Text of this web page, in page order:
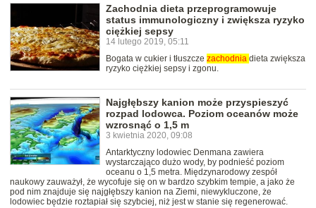
Zachodnia dieta przeprogramowuje
status immunologiczny i zwiększa ryzyko
ciężkiej sepsy
14 lutego 2019, 05:11
Bogata w cukier i tłuszcze zachodnia dieta zwiększa
ryzyko ciężkiej sepsy i zgonu.
Najgłębszy kanion może przyspieszyć
rozpad lodowca. Poziom oceanów może
wzrosnąć o 1,5 m
3 kwietnia 2020, 09:08
Antarktyczny lodowiec Denmana zawiera
wystarczająco dużo wody, by podnieść poziom
oceanu o 1,5 metra. Międzynarodowy zespół
naukowy zauważył, że wycofuje się on w bardzo szybkim tempie, a jako że
pod nim znajduje się najgłębszy kanion na Ziemi, niewykluczone, że
lodowiec będzie roztapiał się szybciej, niż jest w stanie się regenerować.